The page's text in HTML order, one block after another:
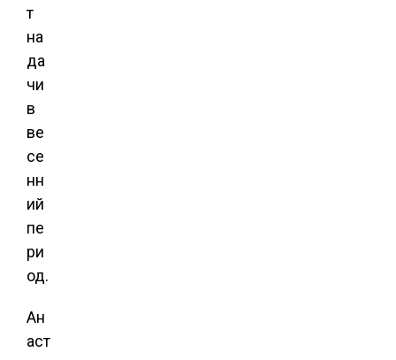
т
на
да
чи
в
ве
се
нн
ий
пе
ри
од.
Ан
аст